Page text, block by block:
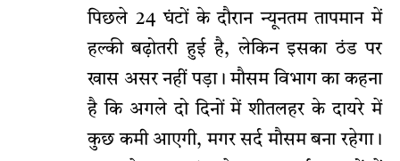
पिछले 24 घंटों के दौरान न्यूनतम तापमान में
हल्की बढ़ोतरी हुई है, लेकिन इसका ठंड पर
खास असर नहीं पड़ा। मौसम विभाग का कहना
है कि अगले दो दिनों में शीतलहर के दायरे में
कुछ कमी आएगी, मगर सर्द मौसम बना रहेगा।